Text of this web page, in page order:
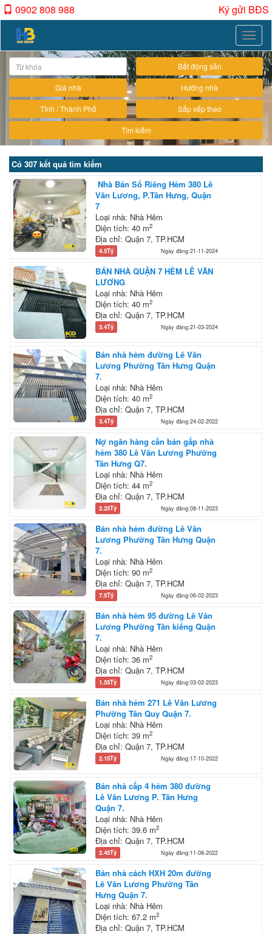
0902 808 988 Ký gửi BĐS
Toggle
Bất động sản
Giá nhà Hướng nhà
Tỉnh / Thành Phố Sắp xếp theo
Tìm kiếm
Có 307 kết quả tìm kiếm
Nhà Bán Sổ Riêng Hẻm 380 Lê
Văn Lương, P.Tân Hưng, Quận
7
Loại nhà: Nhà Hẻm
Diện tích: 40 m2
Địa chỉ: Quận 7, TP.HCM
4.5Tỷ Ngày đăng:21-11-2024
BÁN NHÀ QUẬN 7 HẺM LÊ VĂN
LƯƠNG
Loại nhà: Nhà Hẻm
Diện tích: 40 m2
Địa chỉ: Quận 7, TP.HCM
3.4Tỷ Ngày đăng:21-03-2024
Bán nhà hẻm đường Lê Văn
Lương Phường Tân Hưng Quận
7.
Loại nhà: Nhà Hẻm
Diện tích: 40 m2
Địa chỉ: Quận 7, TP.HCM
3.4Tỷ Ngày đăng:24-02-2022
Nợ ngân hàng cần bán gấp nhà
hẻm 380 Lê Văn Lương Phường
Tân Hưng Q7.
Loại nhà: Nhà Hẻm
Diện tích: 44 m2
Địa chỉ: Quận 7, TP.HCM
2.25Tỷ Ngày đăng:08-11-2023
Bán nhà hẻm đường Lê Văn
Lương Phường Tân Hưng Quận
7.
Loại nhà: Nhà Hẻm
Diện tích: 90 m2
Địa chỉ: Quận 7, TP.HCM
7.5Tỷ Ngày đăng:06-02-2023
Bán nhà hẻm 95 đường Lê Văn
Lương Phường Tân kiểng Quận
7.
Loại nhà: Nhà Hẻm
Diện tích: 36 m2
Địa chỉ: Quận 7, TP.HCM
1.55Tỷ Ngày đăng:03-02-2023
Bán nhà hẻm 271 Lê Văn Lương
Phường Tân Quy Quận 7.
Loại nhà: Nhà Hẻm
Diện tích: 39 m2
Địa chỉ: Quận 7, TP.HCM
2.15Tỷ Ngày đăng:17-10-2022
Bán nhà cấp 4 hẻm 380 đường
Lê Văn Lương P. Tân Hưng
Quận 7.
Loại nhà: Nhà Hẻm
Diện tích: 39.6 m2
Địa chỉ: Quận 7, TP.HCM
2.45Tỷ Ngày đăng:11-08-2022
Bán nhà cách HXH 20m đường
Lê Văn Lương Phường Tân
Hưng Quận 7.
Loại nhà: Nhà Hẻm
Diện tích: 67.2 m2
Địa chỉ: Quận 7, TP.HCM